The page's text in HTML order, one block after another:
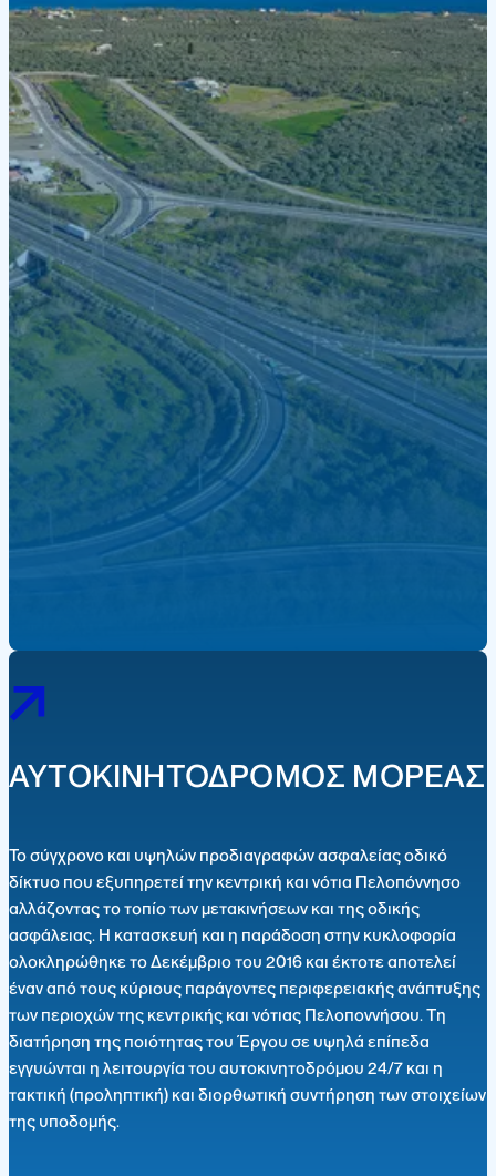
ΑΥΤΟΚΙΝΗΤΟΔΡΟΜΟΣ ΜΟΡΕΑΣ
Το σύγχρονο και υψηλών προδιαγραφών ασφαλείας οδικό
δίκτυο που εξυπηρετεί την κεντρική και νότια Πελοπόννησο
αλλάζοντας το τοπίο των μετακινήσεων και της οδικής
ασφάλειας. Η κατασκευή και η παράδοση στην κυκλοφορία
ολοκληρώθηκε το Δεκέμβριο του 2016 και έκτοτε αποτελεί
έναν από τους κύριους παράγοντες περιφερειακής ανάπτυξης
των περιοχών της κεντρικής και νότιας Πελοποννήσου. Τη
διατήρηση της ποιότητας του Έργου σε υψηλά επίπεδα
εγγυώνται η λειτουργία του αυτοκινητοδρόμου 24/7 και η
τακτική (προληπτική) και διορθωτική συντήρηση των στοιχείων
της υποδομής.